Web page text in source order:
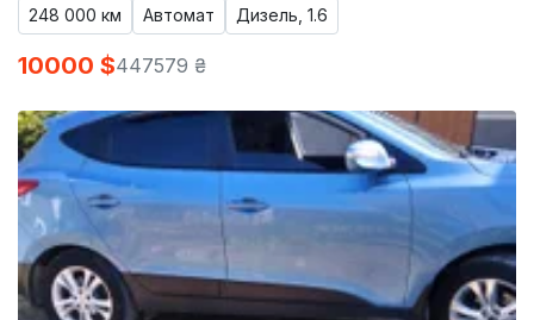
248 000 км Автомат Дизель, 1.6
10000 $447579 ₴